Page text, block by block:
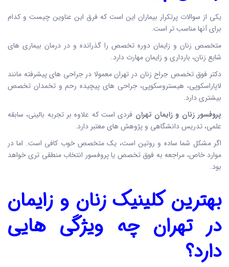
یکی از سوالات پرتکرار بیماران این است که فرق این عناوین چیست و کدام
برای آنها مناسب تر است.
متخصص زنان و زایمان دوره تخصص را گذرانده و در درمان بیماری های
شایع زنان، بارداری و زایمان مهارت دارد.
دکتر فوق تخصص جراح زنان در تهران معمولا در جراحی های پیشرفته مانند
لاپاراسکوپی، هیستروسکوپی، جراحی های پیچیده رحم و تخمدان تخصص
بیشتری دارد.
پروفسور زنان و زایمان تهران فردی است که علاوه بر تجربه بالینی، سابقه
علمی، تدریس دانشگاهی و پژوهش های معتبر دارد.
اگر مشکل شما ساده و روتین است، یک متخصص خوب کافی است. اما در
موارد خاص، مراجعه به فوق تخصص یا پروفسور انتخاب منطقی تری خواهد
بود.
بهترین کلینیک زنان و زایمان
در تهران چه ویژگی هایی
دارد؟